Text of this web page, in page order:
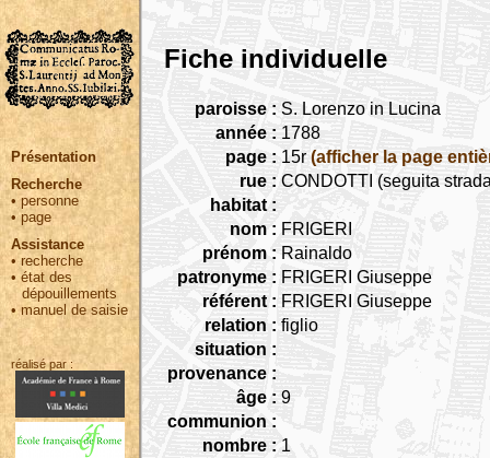
Présentation
Recherche
• personne
•page
Assistance
• recherche
•état des
dépouillements
•manuel de saisie
réalisé par :
Fiche individuelle
paroisse : S. Lorenzo in Lucina
année : 1788
page : 15r (afficher la page
rue : CONDOTTI (seguita
habitat :
nom : FRIGERI
prénom : Rainaldo
patronyme : FRIGERI Giuseppe
référent : FRIGERI Giuseppe
relation : figlio
situation :
provenance :
âge : 9
communion :
nombre : 1